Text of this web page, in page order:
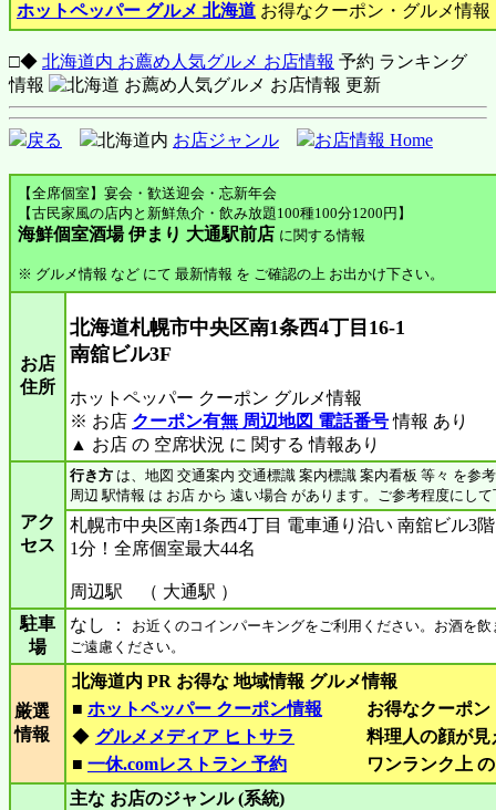
ホットペッパー グルメ 北海道 お得なクーポン・グルメ情報
□◆ 北海道内 お薦め人気グルメ お店情報 予約 ランキング
情報
戻る 北海道内 お店ジャンル お店情報 Home
【全席個室】宴会・歓送迎会・忘新年会
【古民家風の店内と新鮮魚介・飲み放題100種100分1200円】
海鮮個室酒場 伊まり 大通駅前店 に関する情報
※ グルメ情報 など にて 最新情報 を ご確認の上 お出かけ下さい。
お店
住所
北海道札幌市中央区南1条西4丁目16-1
南舘ビル3F
ホットペッパー クーポン グルメ情報
※ お店 クーポン有無 周辺地図 電話番号情報 あり
▲ お店 の 空席状況 に 関する 情報あり
アク
セス
行き方 は、地図 交通案内 交通標識 案内標識 案内看板 等々 を参
周辺 駅情報 は お店 から 遠い場合 があります。ご参考程度にし
札幌市中央区南1条西4丁目 電車通り沿い 南舘ビル3
1分！全席個室最大44名
周辺駅 （ 大通駅 ）
駐車
場
なし ：
お近くのコインパーキングをご利用ください。お酒を
ご遠慮ください。
厳選
情報
北海道内 PR お得な 地域情報 グルメ情報
■ ホットペッパー クーポン情報
お得なクーポ
◆ グルメメディア ヒトサラ
料理人の顔が
■ 一休.comレストラン 予約 ワンランク上
主な お店のジャンル (系統)